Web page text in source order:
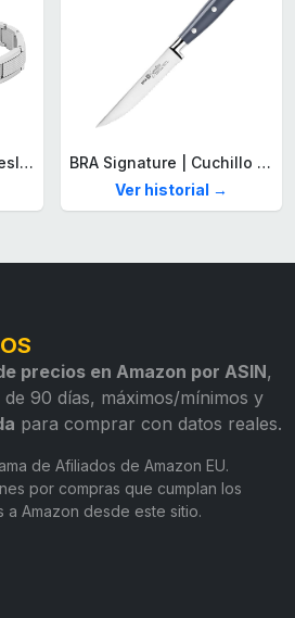
Lacoste Brazalete de eslabón para Hombre Colección STENCIL de Acero inoxidable
BRA Signature | Cuchillo tomatero 120 mm, Acero Inoxidable alemán forjado con Molibdeno Vanadio, Mango Remachado ABS, Diseño Ergonómico, Hoja 1,6 mm espesor
Ver historial →
precios en Amazon por ASIN,
90 días, máximos/mínimos y
para comprar con datos reales.
de Afiliados de Amazon EU.
por compras que cumplan los
a Amazon desde este sitio.